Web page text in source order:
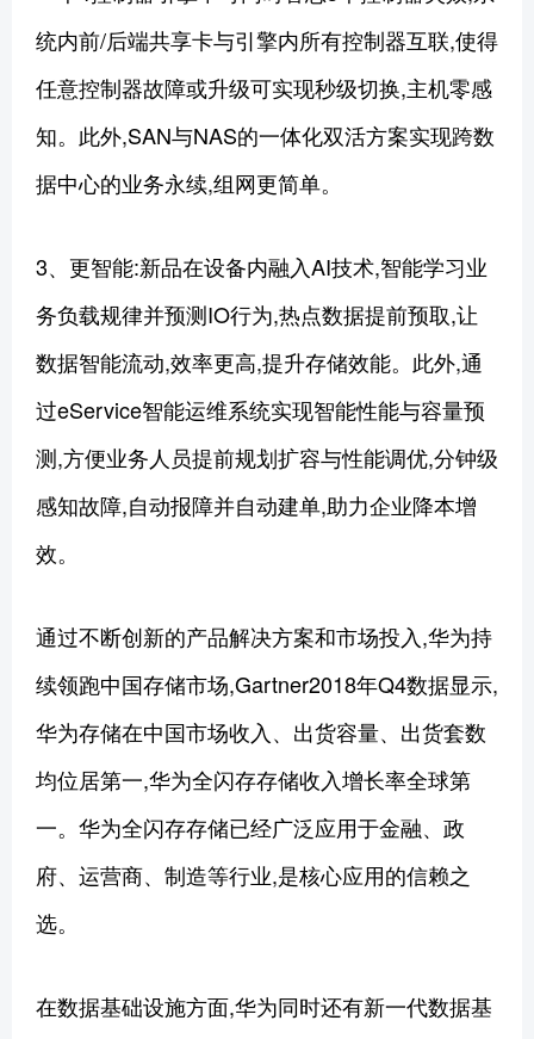
统内前/后端共享卡与引擎内所有控制器互联,使得
任意控制器故障或升级可实现秒级切换,主机零感
知。此外,SAN与NAS的一体化双活方案实现跨数
据中心的业务永续,组网更简单。
3、更智能:新品在设备内融入AI技术,智能学习业
务负载规律并预测IO行为,热点数据提前预取,让
数据智能流动,效率更高,提升存储效能。此外,通
过eService智能运维系统实现智能性能与容量预
测,方便业务人员提前规划扩容与性能调优,分钟级
感知故障,自动报障并自动建单,助力企业降本增
效。
通过不断创新的产品解决方案和市场投入,华为持
续领跑中国存储市场,Gartner2018年Q4数据显示,
华为存储在中国市场收入、出货容量、出货套数
均位居第一,华为全闪存存储收入增长率全球第
一。华为全闪存存储已经广泛应用于金融、政
府、运营商、制造等行业,是核心应用的信赖之
选。
在数据基础设施方面,华为同时还有新一代数据基